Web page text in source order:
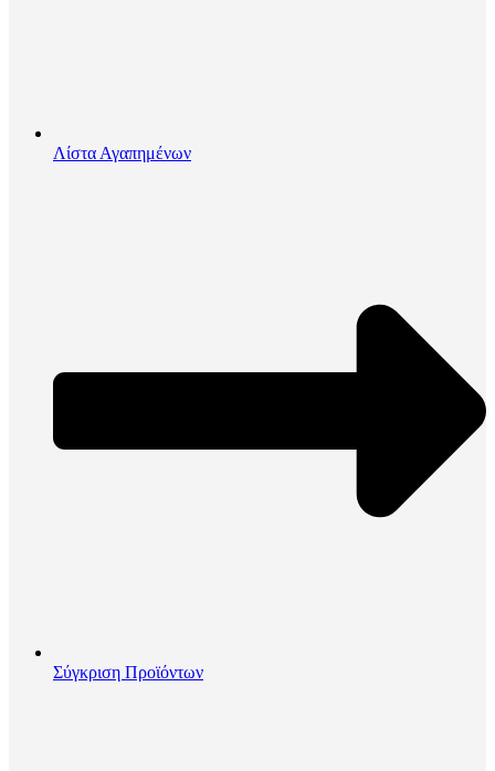
Λίστα Αγαπημένων
Σύγκριση Προϊόντων